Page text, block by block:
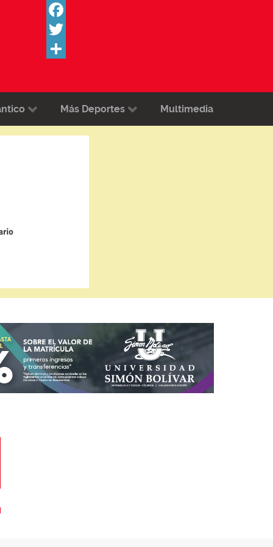
Facebook
Twitter
Más Deportes Multimedia